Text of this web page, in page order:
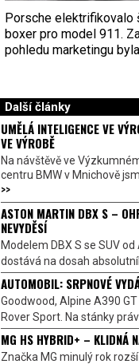
Porsche elektrifikovalo
boxer pro model 911.
pohledu marketingu
Další články
UMĚLÁ INTELIGENCE VE
VE VÝROBĚ
Na návštěvě ve
centru BMW v Mnichově
>>
ASTON MARTIN DBX S –
NEVYDĚSÍ
Modelem DBX S se SUV
dostává na dosah
AUTOMOBIL: SRPNOVÉ
Goodwood, Alpine A390
Rover Sport. Na stánky
MG HS HYBRID+ – KLIDNÁ
Značka MG minulý rok